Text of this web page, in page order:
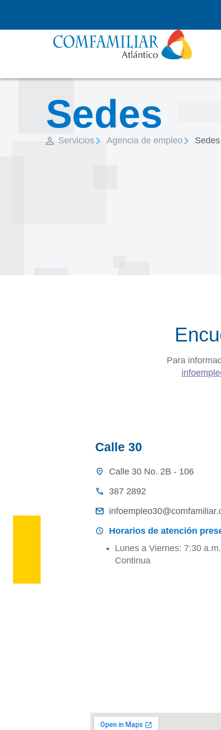
Sedes
Servicios Agencia de empleo Sedes
Para
Calle 30
Calle 30 No. 2B - 106
387 2892
Horarios de atención
Lunes a Viernes: 7:30
Continua